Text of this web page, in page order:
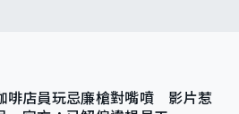
啡店員玩忌廉槍對嘴噴 影片惹